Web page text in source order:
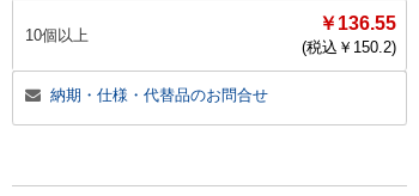
10個以上
￥136.55
(税込￥ 150.2)
納期・仕様・代替品のお問合せ